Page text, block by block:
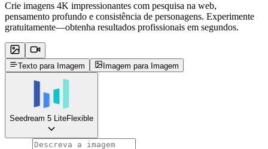
Crie imagens 4K impressionantes com pesquisa na web,
pensamento profundo e consistência de personagens. Experimente
gratuitamente—obtenha resultados profissionais em segundos.
Texto para Imagem Imagem para Imagem
Seedream 5 LiteFlexible